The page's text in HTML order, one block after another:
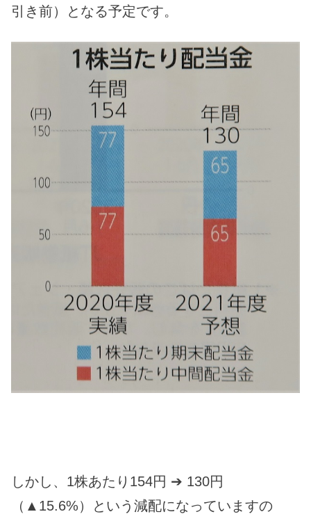
引き前）となる予定です。
しかし、1株あたり154円 ➔ 130円
（▲15.6%）という減配になっていますの